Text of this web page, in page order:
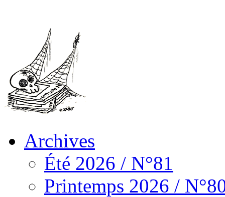
Archives
Été 2026 / N°81
Printemps 2026 /